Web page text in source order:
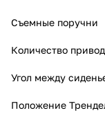
Съемные поручни
Количество
Угол между
Положение